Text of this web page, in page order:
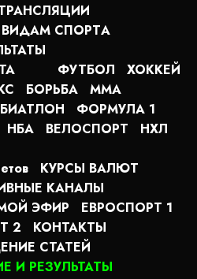
СПОРТA
ФУТБОЛ
ХОККЕЙ
БОРЬБА
MMA
БИАТЛОН
ФОРМУЛА 1
НБА ВЕЛОСПОРТ
НХЛ
КУРСЫ ВАЛЮТ
КАНАЛЫ
ЭФИР
ЕВРОСПОРТ 1
2
КОНТАКТЫ
СТАТЕЙ
И РЕЗУЛЬТАТЫ